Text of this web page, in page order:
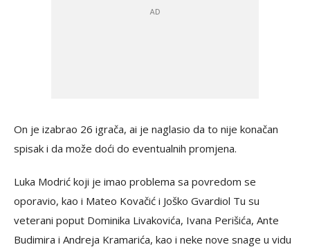
On je izabrao 26 igrača, ai je naglasio da to nije konačan
spisak i da može doći do eventualnih promjena.
Luka Modrić koji je imao problema sa povredom se
oporavio, kao i Mateo Kovačić i Joško Gvardiol Tu su
veterani poput Dominika Livakovića, Ivana Perišića, Ante
Budimira i Andreja Kramarića, kao i neke nove snage u vidu